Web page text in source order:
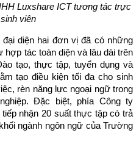
Luxshare ICT tương tác trực
viên
diện hai đơn vị đã có những
tác toàn diện và lâu dài trên
tạo, thực tập, tuyển dụng và
tạo điều kiện tối đa cho sinh
rèn năng lực ngoại ngữ trong
Đặc biệt, phía Công ty
nhận 20 suất thực tập có trả
ngành ngôn ngữ của Trường